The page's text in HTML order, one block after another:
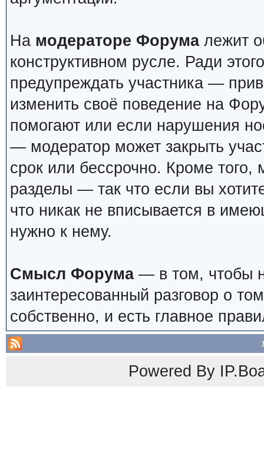
На модераторе Форумалежит
конструктивном русле. Ради
предупреждать участника —
изменить своё поведение на
помогают или если нарушения
— модератор может закрыть
срок или бессрочно. Кроме
разделы — так что если вы
что никак не вписывается в
нужно к нему.
Смысл Форума— в том, чтобы
заинтересованный разговор о
собственно, и есть главное
Powered By